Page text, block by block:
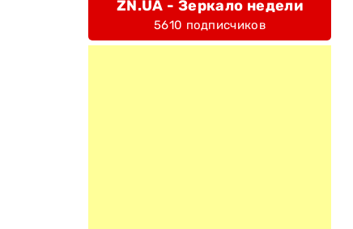
ZN.UA - Зеркало недели
5610 подписчиков